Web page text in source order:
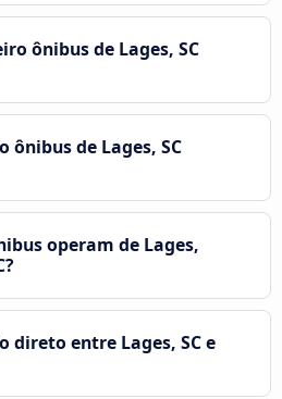
ônibus de Lages, SC
ônibus de Lages, SC
operam de Lages,
direto entre Lages, SC e